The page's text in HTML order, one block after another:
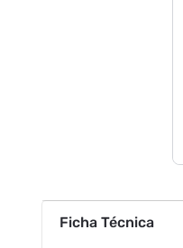
Ficha Técnica